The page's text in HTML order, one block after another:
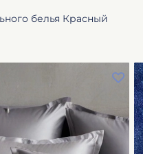
белья Красный